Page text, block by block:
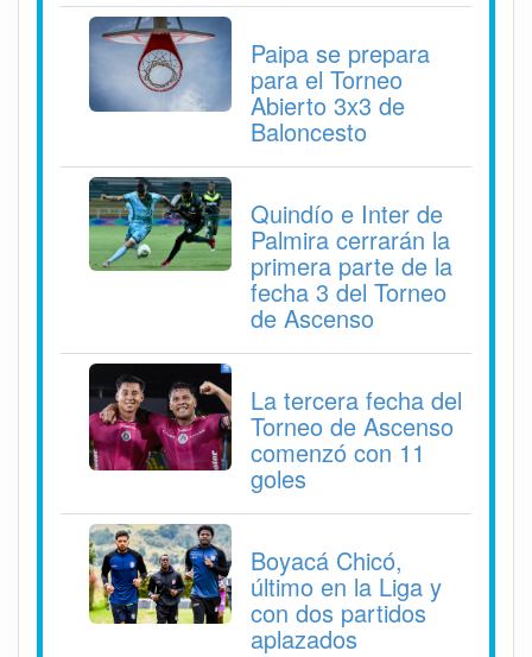
Paipa se prepara
para el Torneo
Abierto 3x3 de
Baloncesto
Quindío e Inter de
Palmira cerrarán la
primera parte de la
fecha 3 del Torneo
de Ascenso
La tercera fecha del
Torneo de Ascenso
comenzó con 11
goles
Boyacá Chicó,
último en la Liga y
con dos partidos
aplazados